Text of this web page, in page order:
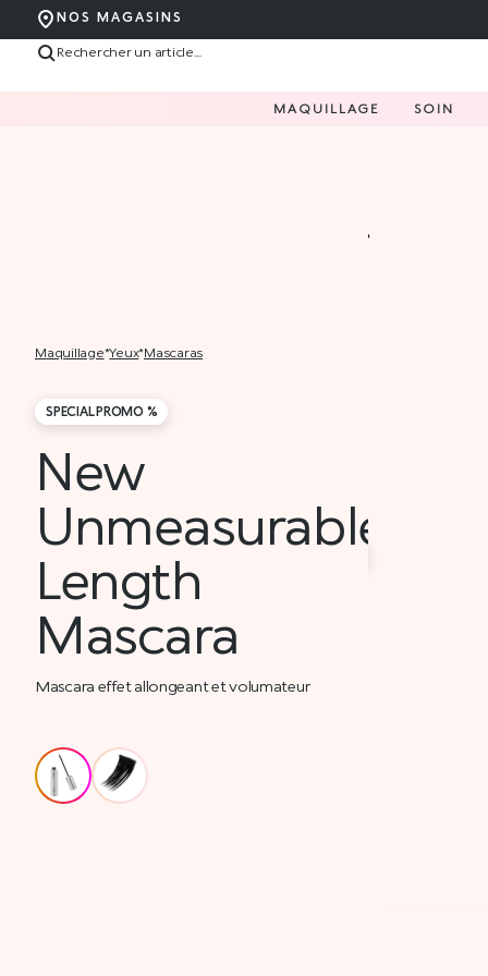
NOS MAGASINS
MAQUILLAGE SOIN
maquillage* yeux* mascaras
SPECIAL PROMO %
New
Unmeasurable
Length
Mascara
Mascara effet allongeant et volumateur